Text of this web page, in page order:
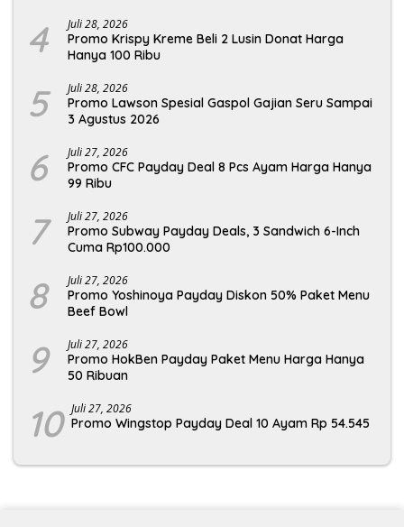
4 Juli 28, 2026
Promo Krispy Kreme Beli 2 Lusin Donat Harga
Hanya 100 Ribu
5 Juli 28, 2026
Promo Lawson Spesial Gaspol Gajian Seru Sampai
3 Agustus 2026
6 Juli 27, 2026
Promo CFC Payday Deal 8 Pcs Ayam Harga Hanya
99 Ribu
7 Juli 27, 2026
Promo Subway Payday Deals, 3 Sandwich 6-Inch
Cuma Rp100.000
8 Juli 27, 2026
Promo Yoshinoya Payday Diskon 50% Paket Menu
Beef Bowl
9 Juli 27, 2026
Promo HokBen Payday Paket Menu Harga Hanya
50 Ribuan
10 Juli 27, 2026
Promo Wingstop Payday Deal 10 Ayam Rp 54.545